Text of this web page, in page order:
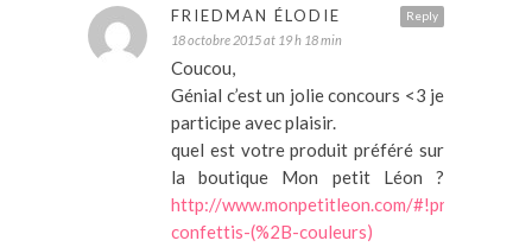
Reply
FRIEDMAN ÉLODIE
18 octobre 2015 at 19 h 18 min
Coucou,
Génial c’est un jolie concours <3 je
participe avec plaisir.
quel est votre produit préféré sur
la boutique Mon petit Léon ?
http://www.monpetitleon.com/#!product/
confettis-(%2B-couleurs)